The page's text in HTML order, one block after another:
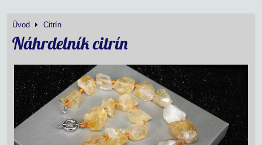
Úvod Citrín
Náhrdelník citrín